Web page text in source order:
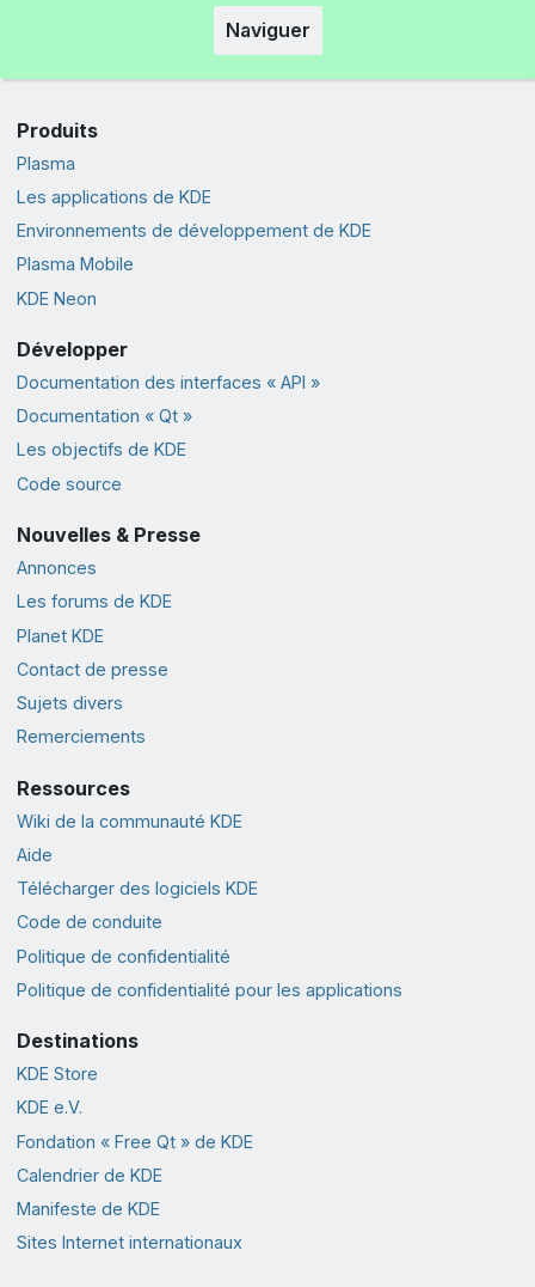
Naviguer
Produits
Plasma
Les applications de KDE
Environnements de développement de KDE
Plasma Mobile
KDE Neon
Développer
Documentation des interfaces « API »
Documentation « Qt »
Les objectifs de KDE
Code source
Nouvelles & Presse
Annonces
Les forums de KDE
Planet KDE
Contact de presse
Sujets divers
Remerciements
Ressources
Wiki de la communauté KDE
Aide
Télécharger des logiciels KDE
Code de conduite
Politique de confidentialité
Politique de confidentialité pour les applications
Destinations
KDE Store
KDE e.V.
Fondation « Free Qt » de KDE
Calendrier de KDE
Manifeste de KDE
Sites Internet internationaux